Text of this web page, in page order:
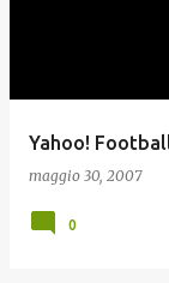
Yahoo!
maggio 30, 2007
0